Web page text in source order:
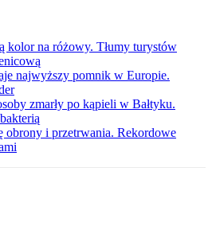
kolor na różowy. Tłumy turystów
najwyższy pomnik w Europie.
zmarły po kąpieli w Bałtyku.
obrony i przetrwania. Rekordowe